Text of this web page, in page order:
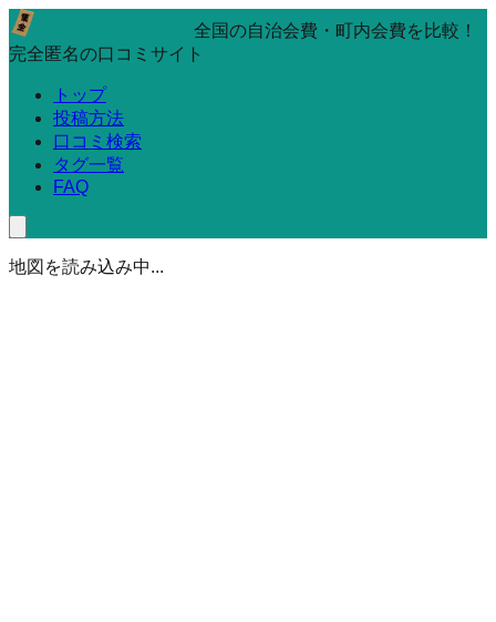
全国の自治会費・町内会費を比較！
完全匿名の口コミサイト
トップ
投稿方法
口コミ検索
タグ一覧
FAQ
地図を読み込み中...